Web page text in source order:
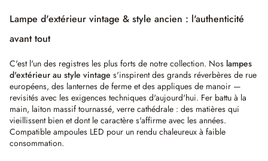
Lampe d'extérieur vintage & style ancien : l'authenticité
avant tout
C'est l'un des registres les plus forts de notre collection. Nos lampes
d'extérieur au style vintage s'inspirent des grands réverbères de rue
européens, des lanternes de ferme et des appliques de manoir —
revisités avec les exigences techniques d'aujourd'hui. Fer battu à la
main, laiton massif tournassé, verre cathédrale : des matières qui
vieillissent bien et dont le caractère s'affirme avec les années.
Compatible ampoules LED pour un rendu chaleureux à faible
consommation.